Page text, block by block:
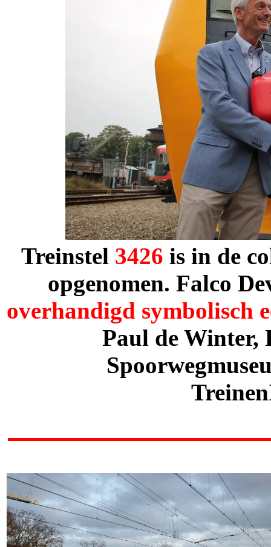
Treinstel 3426 is in de
opgenomen. Falco
overhandigd symbolisch
Paul de Winter,